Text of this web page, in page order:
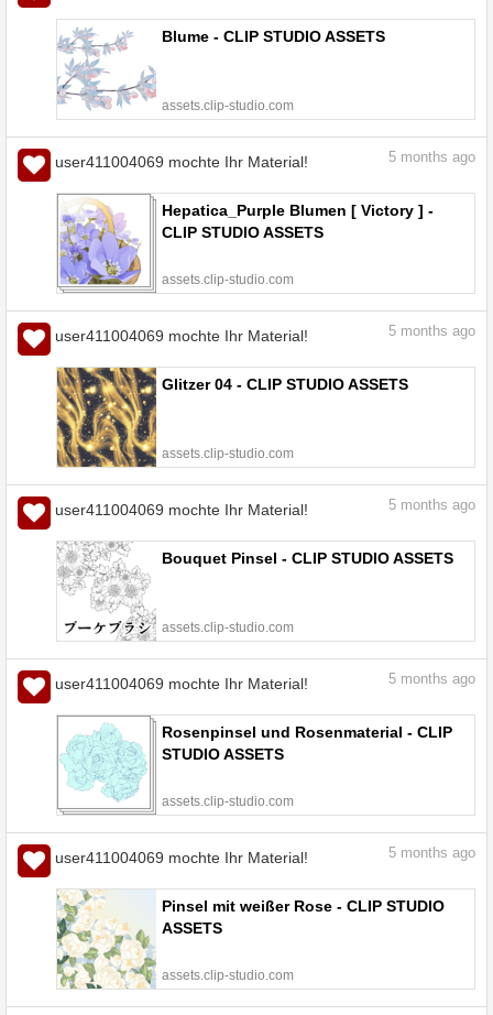
Blume - CLIP STUDIO ASSETS
assets.clip-studio.com
user411004069 mochte Ihr Material! 5 months ago
Hepatica_Purple Blumen [ Victory ] -
CLIP STUDIO ASSETS
assets.clip-studio.com
user411004069 mochte Ihr Material! 5 months ago
Glitzer 04 - CLIP STUDIO ASSETS
assets.clip-studio.com
user411004069 mochte Ihr Material! 5 months ago
Bouquet Pinsel - CLIP STUDIO ASSETS
assets.clip-studio.com
user411004069 mochte Ihr Material! 5 months ago
Rosenpinsel und Rosenmaterial - CLIP
STUDIO ASSETS
assets.clip-studio.com
user411004069 mochte Ihr Material! 5 months ago
Pinsel mit weißer Rose - CLIP STUDIO
ASSETS
assets.clip-studio.com